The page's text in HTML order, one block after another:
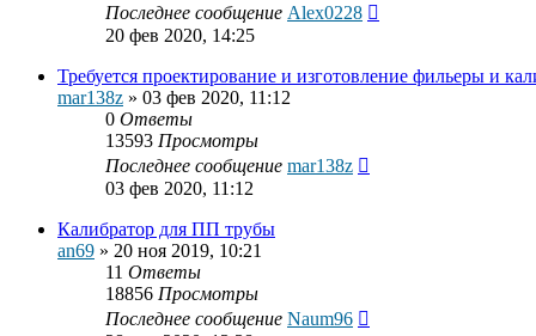
Последнее сообщение Alex0228
20 фев 2020, 14:25
Требуется проектирование и изготовление фильеры и
mar138z » 03 фев 2020, 11:12
0 Ответы
13593 Просмотры
Последнее сообщение mar138z
03 фев 2020, 11:12
Калибратор для ПП трубы
an69 » 20 ноя 2019, 10:21
11 Ответы
18856 Просмотры
Последнее сообщение Naum96